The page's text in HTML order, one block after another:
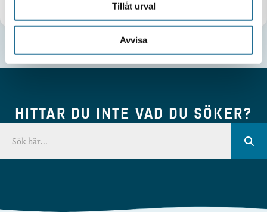
Tillåt urval
Avvisa
KAYAKOMAT Motala Mallboden
HITTAR DU INTE VAD DU SÖKER?